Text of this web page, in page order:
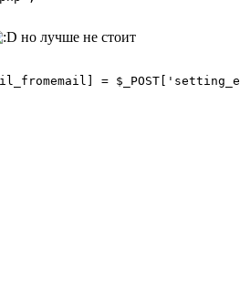
но лучше не стоит
=